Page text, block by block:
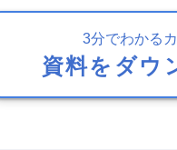
3分でわかる
資料をダウ